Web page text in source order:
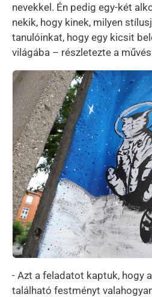
nevekkel. Én pedig egy-két
nekik, hogy kinek, milyen
tanulóinkat, hogy egy kicsit
világába – részletezte a
Kép
- Azt a feladatot kaptuk, hogy
található festményt